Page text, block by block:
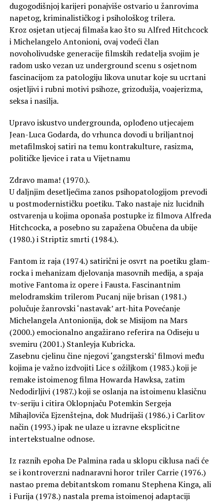
dugogodišnjoj karijeri ponajviše ostvario u žanrovima
napetog, kriminalističkog i psihološkog trilera.
Kroz osjetan utjecaj filmaša kao što su Alfred Hitchcock
i Michelangelo Antonioni, ovaj vodeći član
novoholivudske generacije filmskih redatelja svojim je
radom usko vezan uz underground scenu s osjetnom
fascinacijom za patologiju likova unutar koje su ucrtani
osjetljivi i rubni motivi psihoze, grizodušja, voajerizma,
seksa i nasilja.
Upravo iskustvo undergrounda, oplođeno utjecajem
Jean-Luca Godarda, do vrhunca dovodi u briljantnoj
metafilmskoj satiri na temu kontrakulture, rasizma,
političke ljevice i rata u Vijetnamu
Zdravo mama! (1970.).
U daljnjim desetljećima zanos psihopatologijom prevodi
u postmodernističku poetiku. Tako nastaje niz lucidnih
ostvarenja u kojima oponaša postupke iz filmova Alfreda
Hitchcocka, a posebno su zapažena Obučena da ubije
(1980.) i Striptiz smrti (1984.).
Fantom iz raja (1974.) satirični je osvrt na poetiku glam-
rocka i mehanizam djelovanja masovnih medija, a spaja
motive Fantoma iz opere i Fausta. Fascinantnim
melodramskim trilerom Pucanj nije brisan (1981.)
polučuje žanrovski ‘nastavak’ art-hita Povećanje
Michelangela Antonionija, dok se Misijom na Mars
(2000.) emocionalno angažirano referira na Odiseju u
svemiru (2001.) Stanleyja Kubricka.
Zasebnu cjelinu čine njegovi ‘gangsterski’ filmovi među
kojima je važno izdvojiti Lice s ožiljkom (1983.) koji je
remake istoimenog filma Howarda Hawksa, zatim
Nedodirljivi (1987.) koji se oslanja na istoimenu klasičnu
tv-seriju i citira Oklopnjaču Potemkin Sergeja
Mihajloviča Ejzenštejna, dok Mudrijaši (1986.) i Carlitov
način (1993.) ipak ne ulaze u izravne eksplicitne
intertekstualne odnose.
Iz raznih epoha De Palmina rada u sklopu ciklusa naći će
se i kontroverzni nadnaravni horor triler Carrie (1976.)
nastao prema debitantskom romanu Stephena Kinga, ali
i Furija (1978.) nastala prema istoimenoj adaptaciji